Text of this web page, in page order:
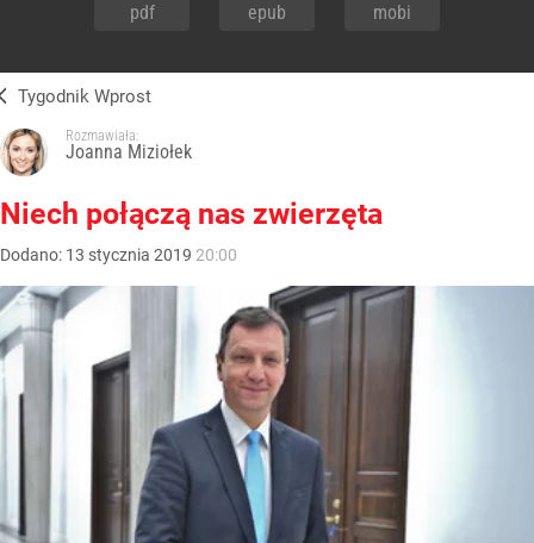
pdf epub mobi
Tygodnik Wprost
Rozmawiała:
Joanna Miziołek
Niech połączą nas zwierzęta
Dodano: 13 stycznia 2019 20:00